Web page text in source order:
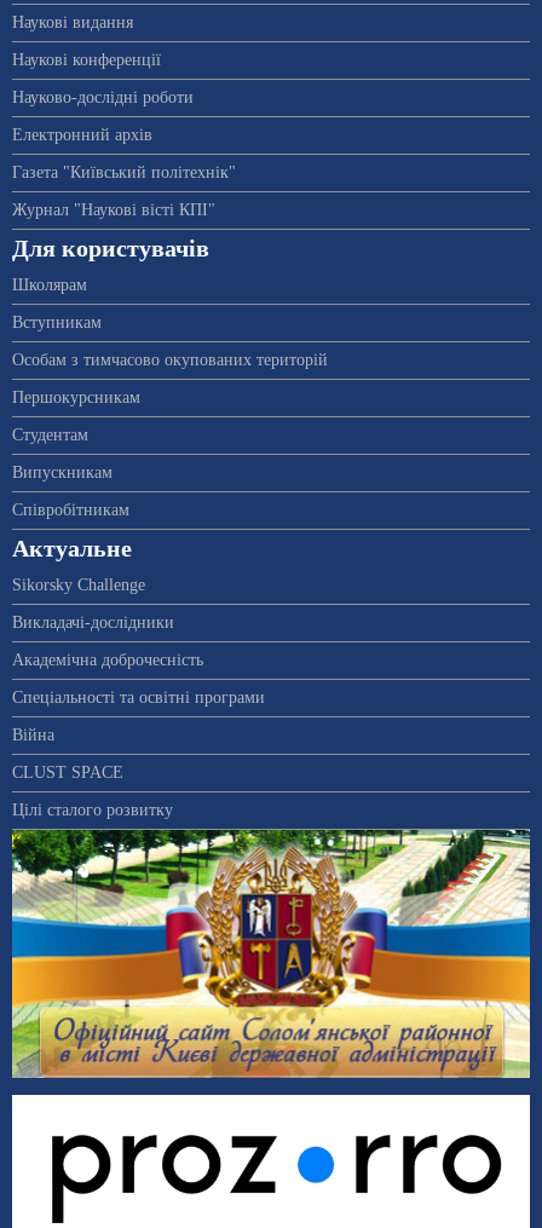
Наукові видання
Наукові конференції
Науково-дослідні роботи
Електронний архів
Газета "Київський політехнік"
Журнал "Наукові вісті КПІ"
Для користувачів
Школярам
Вступникам
Особам з тимчасово окупованих територій
Першокурсникам
Студентам
Випускникам
Співробітникам
Актуальне
Sikorsky Challenge
Викладачі-дослідники
Академічна доброчесність
Спеціальності та освітні програми
Війна
CLUST SPACE
Цілі сталого розвитку